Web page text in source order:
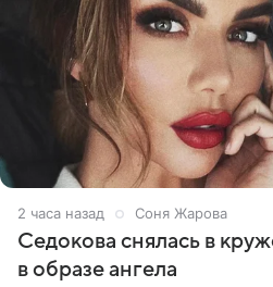
2 часа назад Соня Жарова
Седокова снялась в
в образе ангела